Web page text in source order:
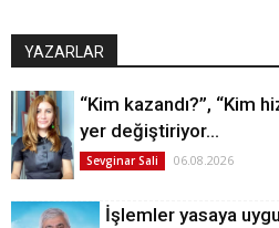
YAZARLAR
“Kim kazandı?”, “Kim
yer değiştiriyor…
Sevginar Sali 06.08.2026
İşlemler yasaya